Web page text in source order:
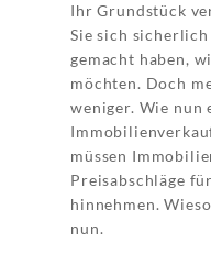
Ihr Grundstück
Sie sich sicherlich
gemacht haben,
möchten. Doch
weniger. Wie nun
müssen
Preisabschläge
hinnehmen.
nun.